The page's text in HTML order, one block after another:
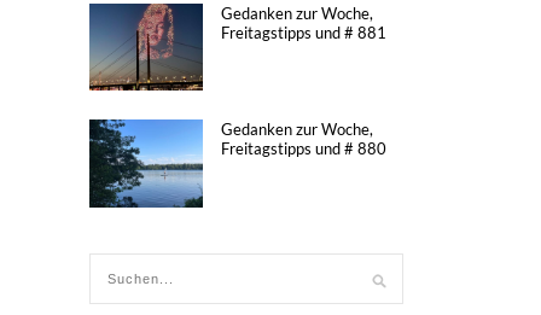
Gedanken zur Woche,
Freitagstipps und # 881
Gedanken zur Woche,
Freitagstipps und # 880